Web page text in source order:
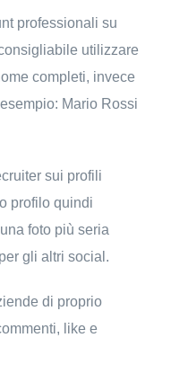
professionali su
utilizzare
completi, invece
Mario Rossi
sui profili
profilo quindi
foto più seria
gli altri social.
di proprio
like e